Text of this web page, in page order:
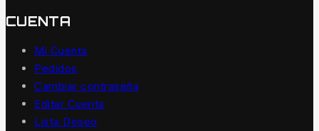
CUENTA
Mi Cuenta
Pedidos
Cambiar contraseña
Editar Cuenta
Lista Deseo